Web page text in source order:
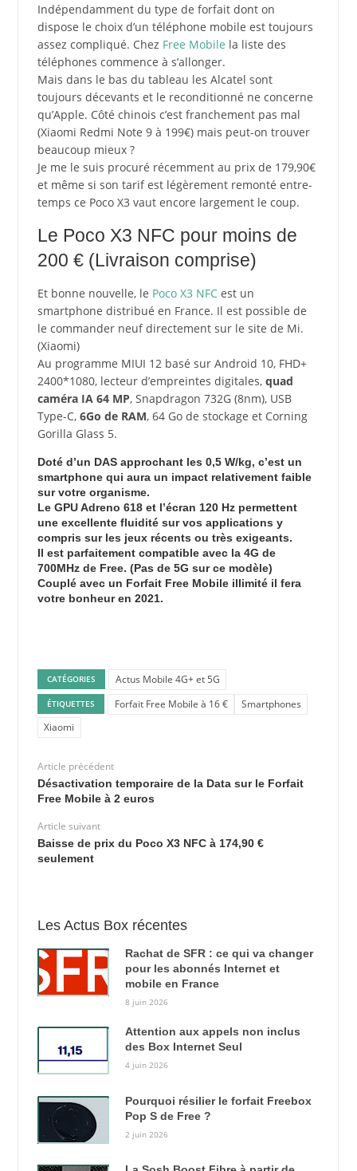
Indépendamment du type de forfait dont on
dispose le choix d’un téléphone mobile est toujours
assez compliqué. Chez Free Mobile la liste des
téléphones commence à s’allonger.
Mais dans le bas du tableau les Alcatel sont
toujours décevants et le reconditionné ne concerne
qu’Apple. Côté chinois c’est franchement pas mal
(Xiaomi Redmi Note 9 à 199€) mais peut-on trouver
beaucoup mieux ?
Je me le suis procuré récemment au prix de 179,90€
et même si son tarif est légèrement remonté entre-
temps ce Poco X3 vaut encore largement le coup.
Le Poco X3 NFC pour moins de
200 € (Livraison comprise)
Et bonne nouvelle, le Poco X3 NFCest un
smartphone distribué en France. Il est possible de
le commander neuf directement sur le site de Mi.
(Xiaomi)
Au programme MIUI 12 basé sur Android 10, FHD+
2400*1080, lecteur d’empreintes digitales, quad
caméra IA 64 MP, Snapdragon 732G (8nm), USB
Type-C, 6Go de RAM, 64 Go de stockage et Corning
Gorilla Glass 5.
Doté d’un DAS approchant les 0,5 W/kg, c’est un
smartphone qui aura un impact relativement faible
sur votre organisme.
Le GPU Adreno 618 et l’écran 120 Hz permettent
une excellente fluidité sur vos applications y
compris sur les jeux récents ou très exigeants.
Il est parfaitement compatible avec la 4G de
700MHz de Free. (Pas de 5G sur ce modèle)
Couplé avec un Forfait Free Mobile illimité il fera
votre bonheur en 2021.
CATÉGORIES Actus Mobile 4G+ et 5G
ÉTIQUETTES Forfait Free Mobile à 16 €
Smartphones
Xiaomi
Article précédent
Désactivation temporaire de la Data sur le Forfait
Free Mobile à 2 euros
Article suivant
Baisse de prix du Poco X3 NFC à 174,90 €
seulement
Les Actus Box récentes
Rachat de SFR : ce qui va changer
pour les abonnés Internet et
mobile en France
8 juin 2026
Attention aux appels non inclus
des Box Internet Seul
4 juin 2026
Pourquoi résilier le forfait Freebox
Pop S de Free ?
2 juin 2026